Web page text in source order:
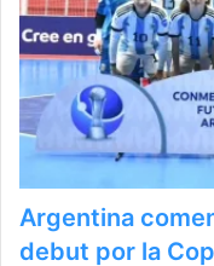
Argentina
debut por la